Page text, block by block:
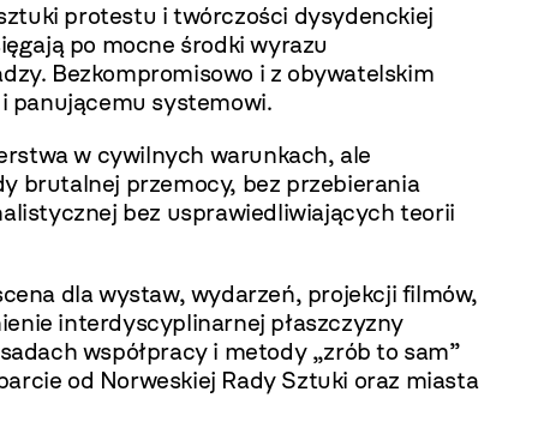
protestu i twórczości dysydenckiej
po mocne środki wyrazu
Bezkompromisowo i z obywatelskim
panującemu systemowi.
w cywilnych warunkach, ale
brutalnej przemocy, bez przebierania
bez usprawiedliwiających teorii
dla wystaw, wydarzeń, projekcji filmów,
interdyscyplinarnej płaszczyzny
współpracy i metody „zrób to sam”
od Norweskiej Rady Sztuki oraz miasta